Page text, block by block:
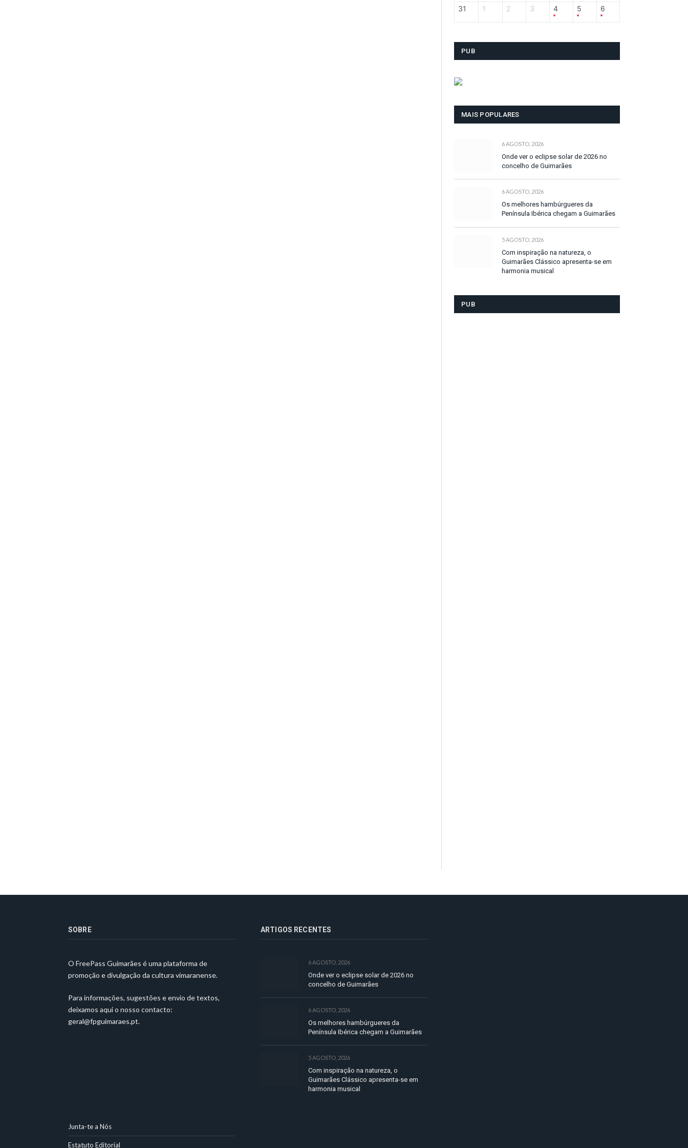
31 1 2 3 4 5 6
PUB
MAIS POPULARES
6 AGOSTO, 2026
Onde ver o eclipse solar de 2026 no
concelho de Guimarães
6 AGOSTO, 2026
Os melhores hambúrgueres da
Península Ibérica chegam a Guimarães
5 AGOSTO, 2026
Com inspiração na natureza, o
Guimarães Clássico apresenta-se em
harmonia musical
PUB
SOBRE
O FreePass Guimarães é uma plataforma de
promoção e divulgação da cultura vimaranense.
Para informações, sugestões e envio de textos,
deixamos aqui o nosso contacto:
geral@fpguimaraes.pt.
ARTIGOS RECENTES
6 AGOSTO, 2026
Onde ver o eclipse solar de 2026 no
concelho de Guimarães
6 AGOSTO, 2026
Os melhores hambúrgueres da
Península Ibérica chegam a Guimarães
5 AGOSTO, 2026
Com inspiração na natureza, o
Guimarães Clássico apresenta-se em
harmonia musical
Junta-te a Nós
Estatuto Editorial